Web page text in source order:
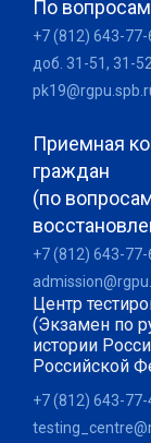
По
+7 (812) 643-77-
доб. 31-51, 31-
Приемная
граждан
(по
+7 (812) 643-77-
Центр
(Экзамен по
истории
Российской
+7 (812) 643-77-